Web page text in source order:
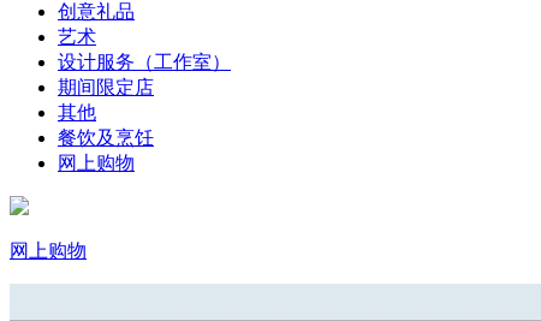
创意礼品
艺术
设计服务（工作室）
期间限定店
其他
餐饮及烹饪
网上购物
网上购物